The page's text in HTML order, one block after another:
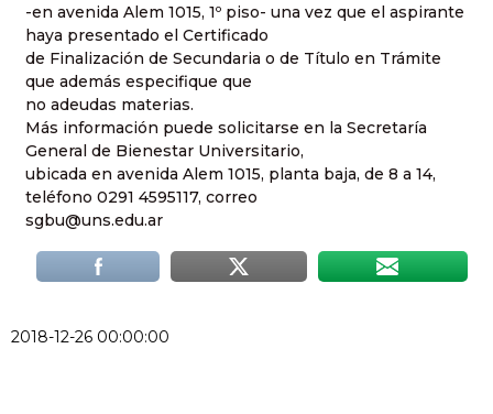
-en avenida Alem 1015, 1º piso- una vez que el aspirante
haya presentado el Certificado
de Finalización de Secundaria o de Título en Trámite
que además especifique que
no adeudas materias.
Más información puede solicitarse en la Secretaría
General de Bienestar Universitario,
ubicada en avenida Alem 1015, planta baja, de 8 a 14,
teléfono 0291 4595117, correo
sgbu@uns.edu.ar
2018-12-26 00:00:00